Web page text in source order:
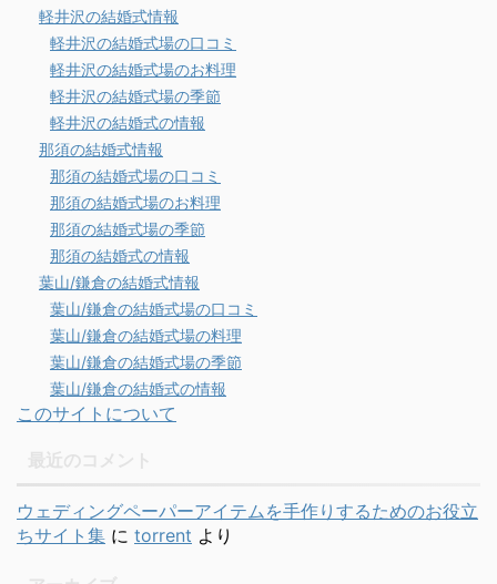
軽井沢の結婚式情報
軽井沢の結婚式場の口コミ
軽井沢の結婚式場のお料理
軽井沢の結婚式場の季節
軽井沢の結婚式の情報
那須の結婚式情報
那須の結婚式場の口コミ
那須の結婚式場のお料理
那須の結婚式場の季節
那須の結婚式の情報
葉山/鎌倉の結婚式情報
葉山/鎌倉の結婚式場の口コミ
葉山/鎌倉の結婚式場の料理
葉山/鎌倉の結婚式場の季節
葉山/鎌倉の結婚式の情報
このサイトについて
ウェディングペーパーアイテムを手作りするためのお役立
ちサイト集 に torrent より